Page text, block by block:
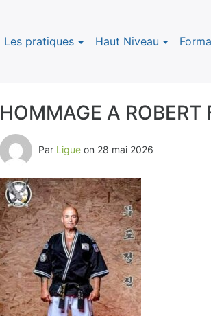
Les pratiques Haut Niveau
HOMMAGE A ROBERT
Par Ligue on 28 mai 2026